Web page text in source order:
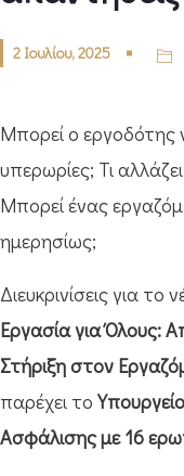
2 Ιουλίου, 2025
Μπορεί ο εργοδότης
υπερωρίες; Τι
Μπορεί ένας
ημερησίως;
Διευκρινίσεις για το
Εργασία για Όλους:
Στήριξη στον
παρέχει το
Ασφάλισης με 16